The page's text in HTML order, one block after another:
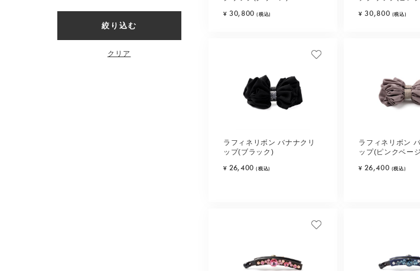
絞り込む
クリア
¥ 30,800 (税込) ¥ 30,800 (税込)
ラフィネリボン バナナクリ
ップ(ブラック)
¥ 26,400 (税込)
ラフィネリボン
ップ(ピンクベー
¥ 26,400 (税込)